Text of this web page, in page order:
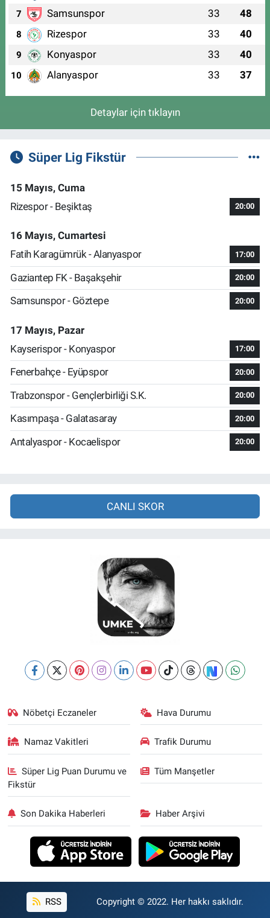
7 Samsunspor 33 48
8 Rizespor 33 40
9 Konyaspor 33 40
10 Alanyaspor 33 37
Detaylar için tıklayın
Süper Lig Fikstür
15 Mayıs, Cuma
Rizespor - Beşiktaş
20:00
16 Mayıs, Cumartesi
Fatih Karagümrük - Alanyaspor
17:00
Gaziantep FK - Başakşehir 20:00
Samsunspor - Göztepe 20:00
17 Mayıs, Pazar
Kayserispor - Konyaspor
17:00
Fenerbahçe - Eyüpspor 20:00
Trabzonspor - Gençlerbirliği S.K. 20:00
Kasımpaşa - Galatasaray 20:00
Antalyaspor - Kocaelispor 20:00
CANLI SKOR
Nöbetçi Eczaneler Hava Durumu
Namaz Vakitleri Trafik Durumu
Süper Lig Puan Durumu ve
Fikstür
Tüm Manşetler
Son Dakika Haberleri Haber Arşivi
RSS Copyright © 2022. Her hakkı saklıdır.